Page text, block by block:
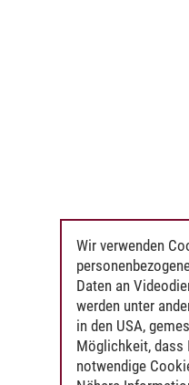
Wir verwenden
Daten an
werden unter
in den USA,
Möglichkeit, dass
notwendige